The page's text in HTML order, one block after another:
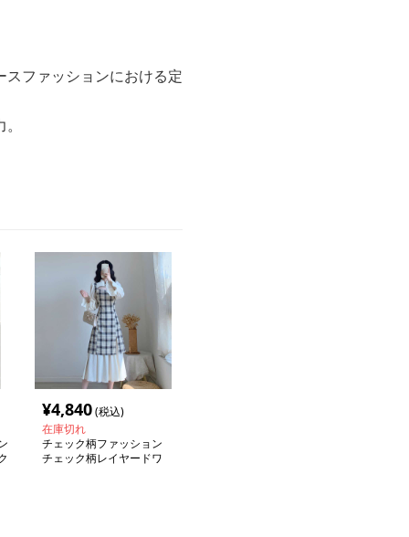
ファッションにおける定
¥4,840(税込)
在庫切れ
チェック柄ファッション
チェック柄レイヤードワ